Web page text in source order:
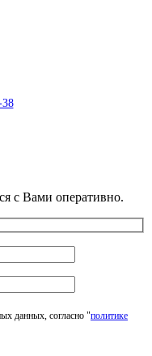
с Вами оперативно.
данных, согласно "политике